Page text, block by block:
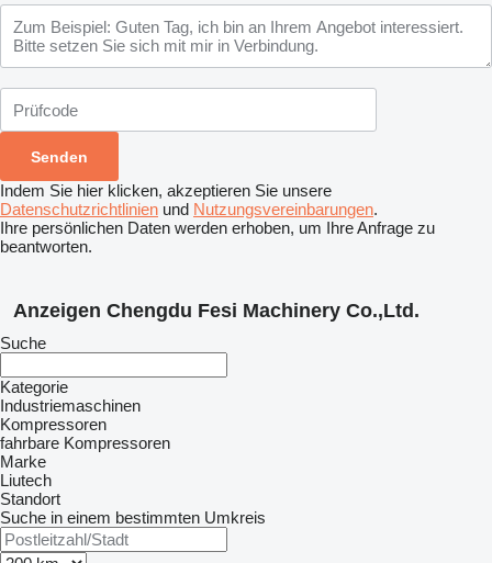
Indem Sie hier klicken, akzeptieren Sie unsere
Datenschutzrichtlinien und Nutzungsvereinbarungen.
Ihre persönlichen Daten werden erhoben, um Ihre Anfrage zu
beantworten.
Anzeigen Chengdu Fesi Machinery Co.,Ltd.
Suche
Kategorie
Industriemaschinen
Kompressoren
fahrbare Kompressoren
Marke
Liutech
Standort
Suche in einem bestimmten Umkreis